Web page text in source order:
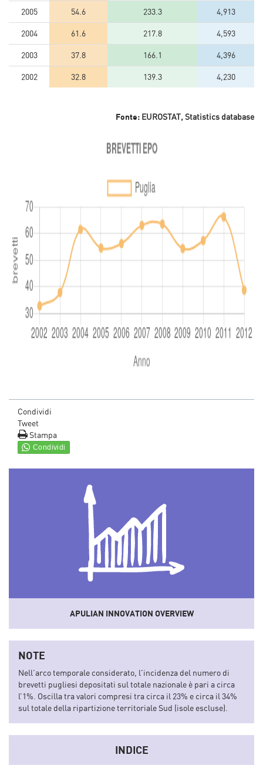
2005 54.6 233.3 4,913
2004 61.6 217.8 4,593
2003 37.8 166.1 4,396
2002 32.8 139.3 4,230
Fonte: EUROSTAT, Statistics database
Condividi
Tweet
Stampa
APULIAN INNOVATION OVERVIEW
Unostrumentoche sistematizza dati e informazioni del
sistema socio-economico e dell'innovazione regionale
convertendoli in indicatori sintetici.
NOTE
Nell'arco temporale considerato, l'incidenza del numero di
brevetti pugliesi depositati sul totale nazionale è pari a circa
l’1%. Oscilla tra valori compresi tra circa il 23% e circa il 34%
sul totale della ripartizione territoriale Sud (isole escluse).
INDICE